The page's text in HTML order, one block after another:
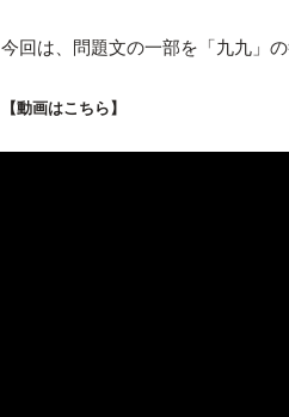
今回は、問題文の一部を「九九」
【動画はこちら】